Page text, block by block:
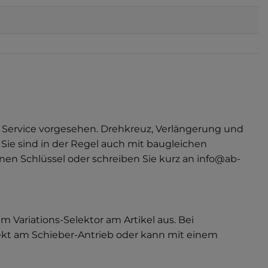
vorgesehen. Drehkreuz, Verlängerung und
sind in der Regel auch mit baugleichen
Schlüssel oder schreiben Sie kurz an info@ab-
Variations-Selektor am Artikel aus. Bei
am Schieber-Antrieb oder kann mit einem